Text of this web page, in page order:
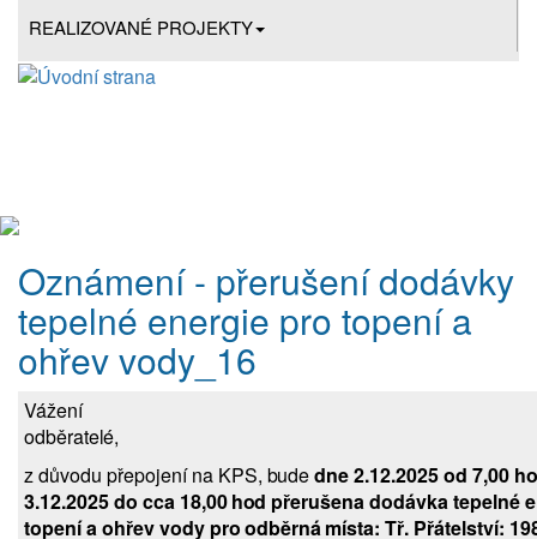
REALIZOVANÉ PROJEKTY
Oznámení - přerušení dodávky
tepelné energie pro topení a
ohřev vody_16
Vážení
odběratelé,
z důvodu přepojení na KPS, budedne 2.12.2025 od 7,00
3.12.2025 do cca 18,00 hod přerušena dodávka tepelné
topení a ohřev vody pro odběrná místa: Tř. Přátelství: